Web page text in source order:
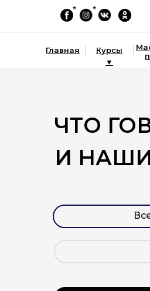
Главная
*
*
Курсы
▼
ЧТО
И